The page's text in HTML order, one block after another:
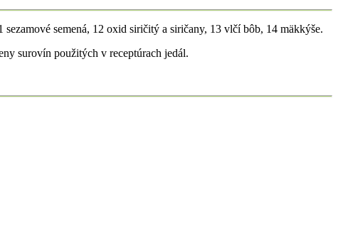
semená, 12 oxid siričitý a siričany, 13 vlčí bôb, 14 mäkkýše.
surovín použitých v receptúrach jedál.